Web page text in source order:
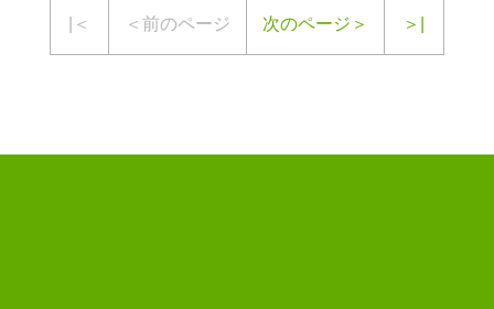
|＜ ＜前のページ 次のページ＞ ＞|